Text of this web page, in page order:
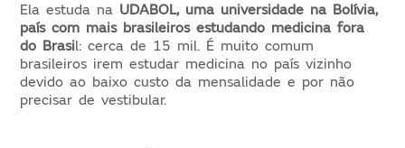
Ela estuda na UDABOL, uma universidade na Bolívia,
país com mais brasileiros estudando medicina fora
do Brasil: cerca de 15 mil. É muito comum
brasileiros irem estudar medicina no país vizinho
devido ao baixo custo da mensalidade e por não
precisar de vestibular.